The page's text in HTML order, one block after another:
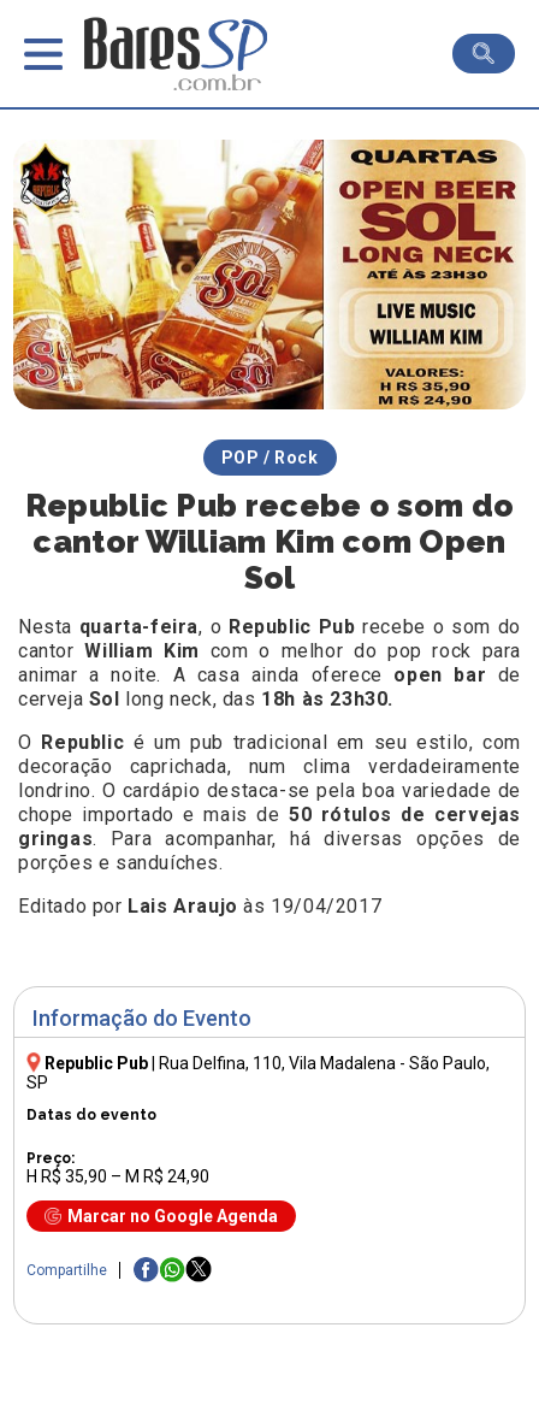
Informação do Evento
Republic Pub Rua Delfina, 110, Vila Madalena - São Paulo,
SP
Datas do evento
Preço:
H R$ 35,90 – M R$ 24,90
Marcar no Google Agenda
Compartilhe
POP / Rock
Republic Pub recebe o som do
cantor William Kim com Open
Sol
Nesta quarta-feira, o Republic Pubrecebe o som do
cantorWilliam Kim com o melhor do pop rock para
animar a noite. A casa ainda oferece open bar de
cerveja Sol long neck, das 18h às 23h30.
O
Republic é um pub tradicional em seu estilo, com
decoração caprichada, num clima verdadeiramente
londrino. O cardápio destaca-se pela boa variedade de
chope importado e mais de50 rótulos de cervejas
gringas. Para acompanhar, há diversas opções de
porções e sanduíches.
Editado por Lais Araujo às 19/04/2017